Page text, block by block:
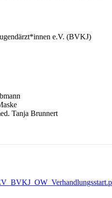
e.V. (BVKJ)
Tanja Brunnert